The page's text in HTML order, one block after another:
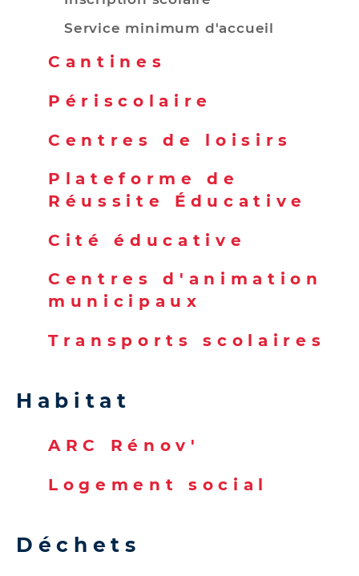
Service minimum d'accueil
Cantines
Périscolaire
Centres de loisirs
Plateforme de
Réussite Éducative
Cité éducative
Centres d'animation
municipaux
Transports scolaires
Habitat
ARC Rénov'
Logement social
Déchets